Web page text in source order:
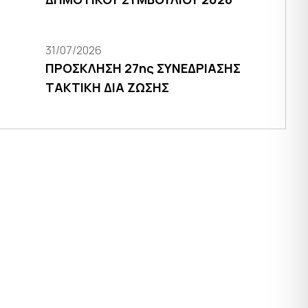
31/07/2026
ΠΡΟΣΚΛΗΣΗ 27ης ΣΥΝΕΔΡΙΑΣΗΣ
ΤΑΚΤΙΚΗ ΔΙΑ ΖΩΣΗΣ